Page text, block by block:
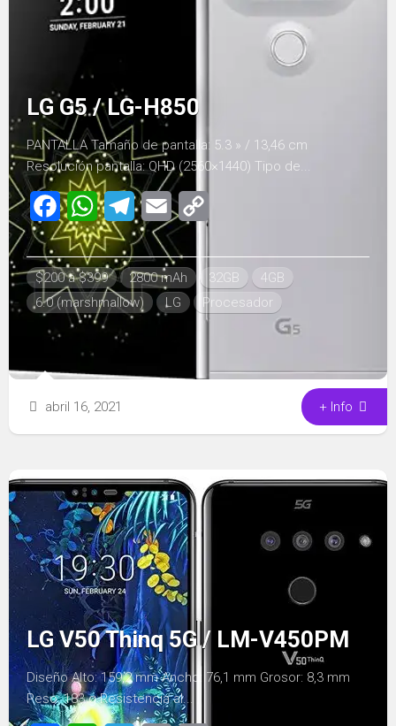
LG G5 / LG-H850
PANTALLA Tamaño de pantalla: 5.3 » / 13,46 cm
Resolución pantalla: QHD (2560×1440) Tipo de...
FacebookWhatsAppTelegram
Email
$200 a $399 2800 mAh 32GB
4GB
6.0 (marshmallow)
LG Procesador
abril 16, 2021 + Info
LG V50 Thinq 5G / LM-V450PM
Diseño Alto: 159,2 mm Ancho: 76,1 mm Grosor: 8,3 mm
Peso: 183 g Resistencia al...